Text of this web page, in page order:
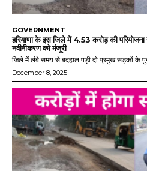
GOVERNMENT
हरियाणा के इस जिले में 4.53 करोड़ की
नवीनीकरण को मंजूरी
जिले में लंबे समय से बदहाल पड़ी दो प्रमुख सड़कों के
December 8, 2025